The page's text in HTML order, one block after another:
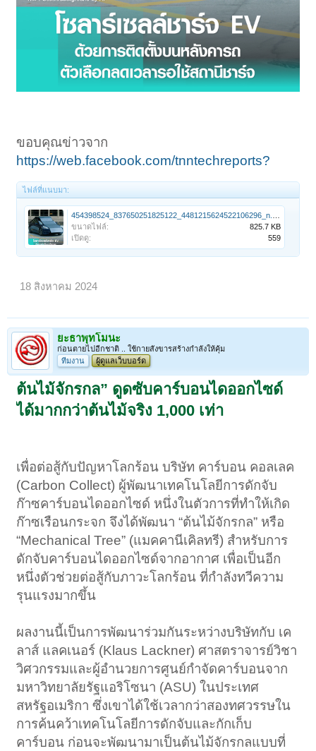
ขอบคุณข่าวจาก
https://web.facebook.com/tnntechreports?
ไฟล์ที่แนบมา:
ขนาดไฟล์:
825.7 KB
เปิดดู:
559
18 สิงหาคม 2024
ยะธาพุทโมนะ
ก่อนตายไปอีกชาติ .. ใช้กายสังขารสร้างกำลังให้คุ้ม
ทีมงาน
ผู้ดูแลเว็บบอร์ด
ต้นไม้จักรกล” ดูดซับคาร์บอนไดออกไซด์
ได้มากกว่าต้นไม้จริง 1,000 เท่า
เพื่อต่อสู้กับปัญหาโลกร้อน บริษัท คาร์บอน คอลเลค
(Carbon Collect) ผู้พัฒนาเทคโนโลยีการดักจับ
ก๊าซคาร์บอนไดออกไซด์ หนึ่งในตัวการที่ทำให้เกิด
ก๊าซเรือนกระจก จึงได้พัฒนา “ต้นไม้จักรกล” หรือ
“Mechanical Tree” (แมคคานีเคิลทรี) สำหรับการ
ดักจับคาร์บอนไดออกไซด์จากอากาศ เพื่อเป็นอีก
หนึ่งตัวช่วยต่อสู้กับภาวะโลกร้อน ที่กำลังทวีความ
รุนแรงมากขึ้น
ผลงานนี้เป็นการพัฒนาร่วมกันระหว่างบริษัทกับ เค
ลาส์ แลคเนอร์ (Klaus Lackner) ศาสตราจารย์วิชา
วิศวกรรมและผู้อำนวยการศูนย์กำจัดคาร์บอนจาก
มหาวิทยาลัยรัฐแอริโซนา (ASU) ในประเทศ
สหรัฐอเมริกา ซึ่งเขาได้ใช้เวลากว่าสองทศวรรษใน
การค้นคว้าเทคโนโลยีการดักจับและกักเก็บ
คาร์บอน ก่อนจะพัฒนามาเป็นต้นไม้จักรกลแบบที่